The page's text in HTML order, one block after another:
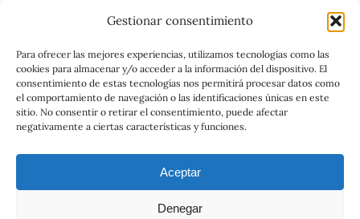
Gestionar consentimiento
Para ofrecer las mejores experiencias, utilizamos tecnologías como las
cookies para almacenar y/o acceder a la información del dispositivo. El
consentimiento de estas tecnologías nos permitirá procesar datos como
el comportamiento de navegación o las identificaciones únicas en este
sitio. No consentir o retirar el consentimiento, puede afectar
negativamente a ciertas características y funciones.
Aceptar
Denegar
Aviso Legal